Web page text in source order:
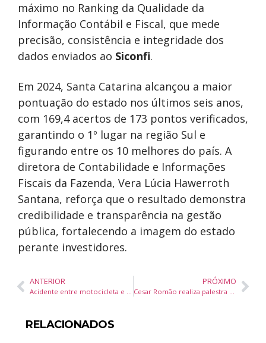
máximo no Ranking da Qualidade da
Informação Contábil e Fiscal, que mede
precisão, consistência e integridade dos
dados enviados ao Siconfi.
Em 2024, Santa Catarina alcançou a maior
pontuação do estado nos últimos seis anos,
com 169,4 acertos de 173 pontos verificados,
garantindo o 1º lugar na região Sul e
figurando entre os 10 melhores do país. A
diretora de Contabilidade e Informações
Fiscais da Fazenda, Vera Lúcia Hawerroth
Santana, reforça que o resultado demonstra
credibilidade e transparência na gestão
pública, fortalecendo a imagem do estado
perante investidores.
ANTERIOR
Acidente entre motocicleta e bicicleta deixa estrangeiro ferido em Balneário Camboriú
PRÓXIMO
Cesar Romão realiza palestra no Rotary Clube Distrito 4563 em São Paulo
RELACIONADOS